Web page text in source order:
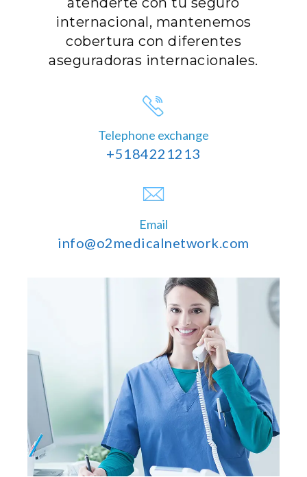
internacional, mantenemos
cobertura con diferentes
aseguradoras internacionales.
Telephone exchange
+5184221213
Email
info@o2medicalnetwork.com